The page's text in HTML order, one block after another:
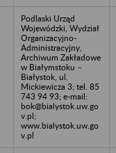
Podlaski Urząd
Wojewódzki, Wydział
Organizacyjno-
Administracyjny,
Archiwum Zakładowe
w Białymstoku –
Białystok, ul.
Mickiewicza 3; tel. 85
743 94 93; e-mail:
bok@bialystok.uw.go
v.pl;
www.bialystok.uw.go
v.pl